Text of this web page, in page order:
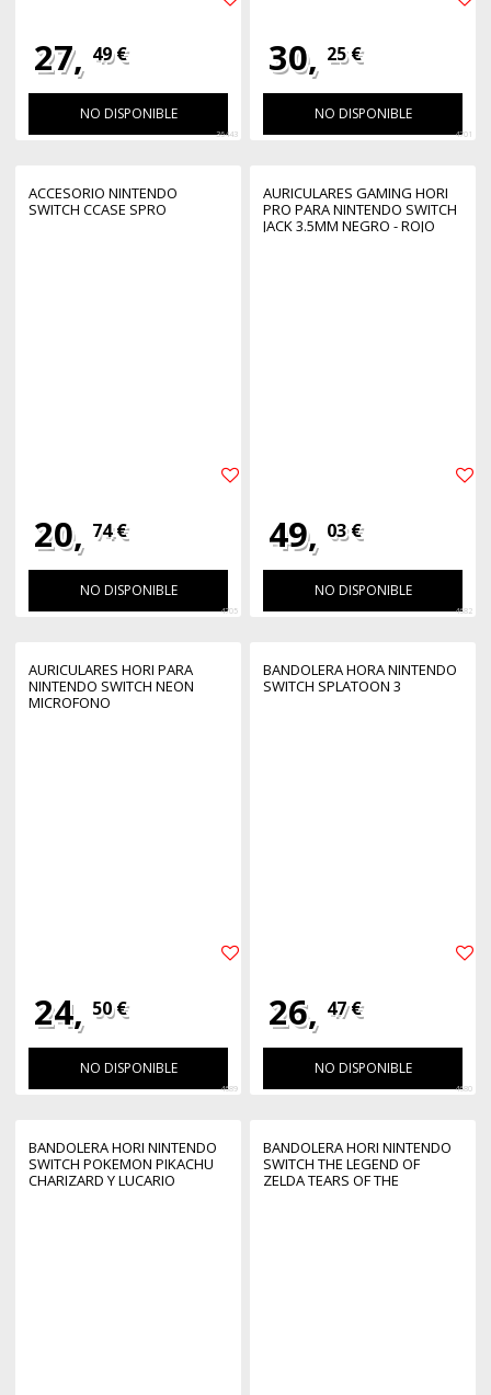
27, 49 €
NO DISPONIBLE
36443
30, 25 €
NO DISPONIBLE
4701
ACCESORIO NINTENDO
SWITCH CCASE SPRO
20, 74 €
NO DISPONIBLE
4705
AURICULARES GAMING HORI
PRO PARA NINTENDO SWITCH
JACK 3.5MM NEGRO - ROJO
49, 03 €
NO DISPONIBLE
4682
AURICULARES HORI PARA
NINTENDO SWITCH NEON
MICROFONO
24, 50 €
NO DISPONIBLE
4689
BANDOLERA HORA NINTENDO
SWITCH SPLATOON 3
26, 47 €
NO DISPONIBLE
4680
BANDOLERA HORI NINTENDO
SWITCH POKEMON PIKACHU
CHARIZARD Y LUCARIO
BANDOLERA HORI NINTENDO
SWITCH THE LEGEND OF
ZELDA TEARS OF THE